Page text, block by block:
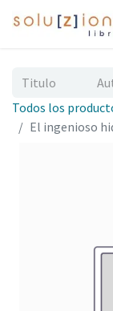
Todos los
El ingenioso